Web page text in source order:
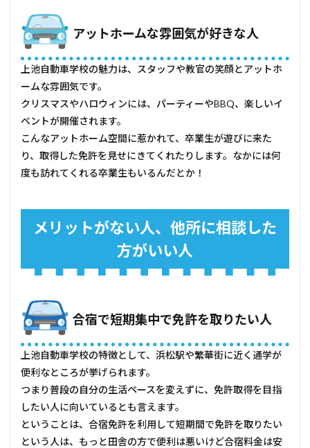
アットホームな雰囲気が好きな人
上池自動車学校の魅力は、スタッフや教官の笑顔とアットホ
ームな雰囲気です。
クリスマスやハロウィンには、パーティーやBBQ、楽しいイ
ベントが開催されます。
こんなアットホーム空間に惹かれて、卒業生が遊びに来た
り、取得した免許を見せにきてくれたりします。なかには何
度も訪れてくれる卒業生もいるんだとか！
メリットがない人、他所に相談した
方がいい人
合宿で短期集中で免許を取りたい人
上池自動車学校の特徴として、浜松駅や繁華街に近く通学が
便利なところが挙げられます。
つまり普段の自分の生活ペースを変えずに、免許取得を目指
したい人に向いているとも言えます。
ということは、合宿免許を利用して短期間で免許を取りたい
という人は、もっと田舎の方で便利は悪いけど合宿料金は安